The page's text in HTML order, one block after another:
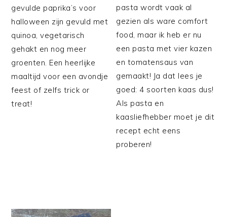
gevulde paprika’s voor
halloween zijn gevuld met
quinoa, vegetarisch
gehakt en nog meer
groenten. Een heerlijke
maaltijd voor een avondje
feest of zelfs trick or
treat!
pasta wordt vaak al
gezien als ware comfort
food, maar ik heb er nu
een pasta met vier kazen
en tomatensaus van
gemaakt! Ja dat lees je
goed: 4 soorten kaas dus!
Als pasta en
kaasliefhebber moet je dit
recept echt eens
proberen!